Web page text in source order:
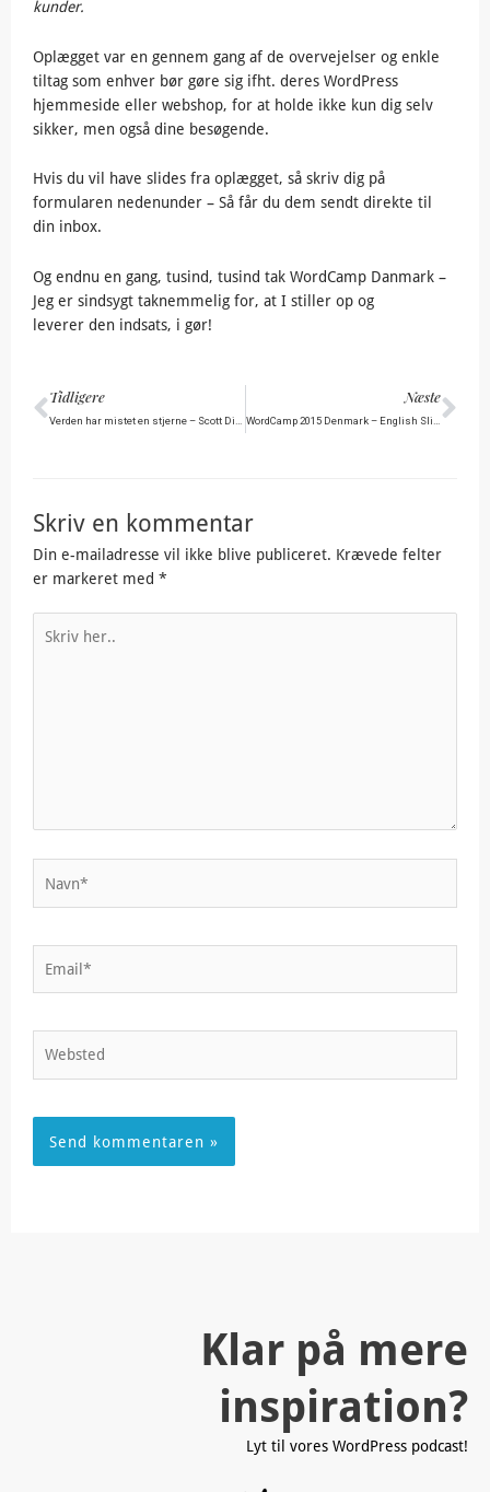
kunder.
Oplægget var en gennem gang af de overvejelser og enkle
tiltag som enhver bør gøre sig ifht. deres WordPress
hjemmeside eller webshop, for at holde ikke kun dig selv
sikker, men også dine besøgende.
Hvis du vil have slides fra oplægget, så skriv dig på
formularen nedenunder – Så får du dem sendt direkte til
din inbox.
Og endnu en gang, tusind, tusind tak WordCamp Danmark –
Jeg er sindsygt taknemmelig for, at I stiller op og
leverer den indsats, i gør!
Tidligere
Tidligere
Verden har mistet en stjerne – Scott Dinsmore
Næste
WordCamp 2015 Denmark – English Slides
Skriv en kommentar
Din e-mailadresse vil ikke blive publiceret. Krævede felter
er markeret med *
her..
Klar på mere
inspiration?
Lyt til vores WordPress podcast!